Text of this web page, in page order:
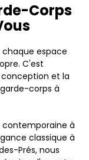
Corps
chaque espace
C'est
conception et la
corps à
contemporaine à
classique à
Prés, nous